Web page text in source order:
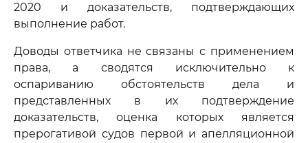
2020 и доказательств, подтверждающих
выполнение работ.
Доводы ответчика не связаны с применением
права, а сводятся исключительно к
оспариванию обстоятельств дела и
представленных в их подтверждение
доказательств, оценка которых является
прерогативой судов первой и апелляционной